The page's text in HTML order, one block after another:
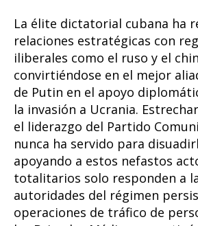
La élite dictatorial cubana ha
relaciones estratégicas con
iliberales como el ruso y el
convirtiéndose en el mejor
de Putin en el apoyo
la invasión a Ucrania.
el liderazgo del Partido
nunca ha servido para
apoyando a estos nefastos
totalitarios solo responden a
autoridades del régimen
operaciones de tráfico de